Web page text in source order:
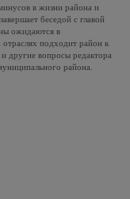
в жизни района и
беседой с главой
ожидаются в
подходит район к
другие вопросы редактора
района.